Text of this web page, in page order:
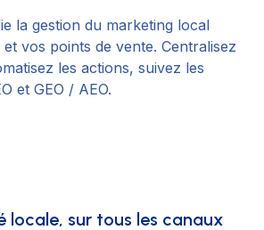
la gestion du marketing local
vos points de vente. Centralisez
les actions, suivez les
et GEO / AEO.
locale, sur tous les canaux